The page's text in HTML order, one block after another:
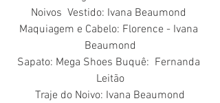
Noivos  Vestido: Ivana Beaumond
Maquiagem e Cabelo: Florence - Ivana
Beaumond
Sapato: Mega Shoes Buquê:  Fernanda
Leitão
Traje do Noivo: Ivana Beaumond